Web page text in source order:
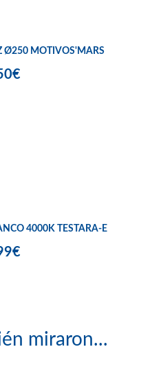
APLIQUE/PLAFON 1 LUZ Ø250 MOTIVOS'MARS
4000K TESTARA-E
miraron...